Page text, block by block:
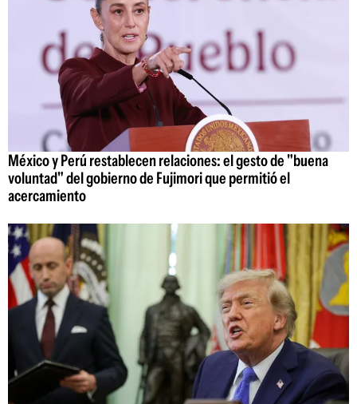
México y Perú restablecen relaciones: el gesto de "buena
voluntad" del gobierno de Fujimori que permitió el
acercamiento